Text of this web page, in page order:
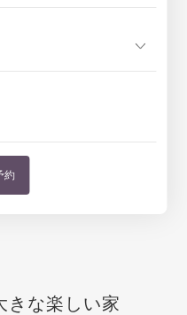
約
きな楽しい家